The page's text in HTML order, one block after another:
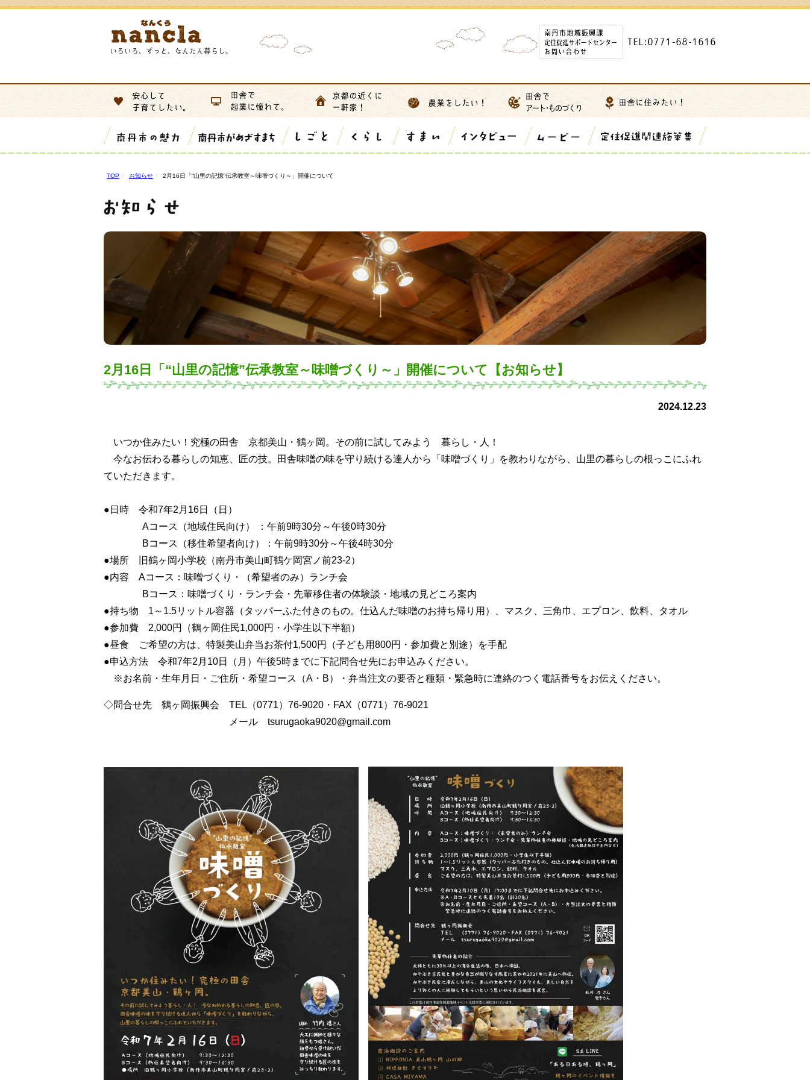
TOP お知らせ 2月16日「“山里の記憶”伝承教室～味噌づくり～」開催について
2月16日「“山里の記憶”伝承教室～味噌づくり～」開催について【お知らせ】
2024.12.23
いつか住みたい！究極の田舎 京都美山・鶴ヶ岡。その前に試してみよう 暮らし・人！
今なお伝わる暮らしの知恵、匠の技。田舎味噌の味を守り続ける達人から「味噌づくり」を教わりながら、山里の暮らしの根っこにふれ
ていただきます。
●日時 令和7年2月16日（日）
Aコース（地域住民向け） ：午前9時30分～午後0時30分
Bコース（移住希望者向け）：午前9時30分～午後4時30分
●場所 旧鶴ヶ岡小学校（南丹市美山町鶴ケ岡宮ノ前23-2）
●内容 Aコース：味噌づくり・（希望者のみ）ランチ会
Bコース：味噌づくり・ランチ会・先輩移住者の体験談・地域の見どころ案内
●持ち物 1～1.5リットル容器（タッパーふた付きのもの。仕込んだ味噌のお持ち帰り用）、マスク、三角巾、エプロン、飲料、タオル
●参加費 2,000円（鶴ヶ岡住民1,000円・小学生以下半額）
●昼食 ご希望の方は、特製美山弁当お茶付1,500円（子ども用800円・参加費と別途）を手配
●申込方法 令和7年2月10日（月）午後5時までに下記問合せ先にお申込みください。
※お名前・生年月日・ご住所・希望コース（A・B）・弁当注文の要否と種類・緊急時に連絡のつく電話番号をお伝えください。
◇問合せ先 鶴ヶ岡振興会 TEL（0771）76-9020・FAX（0771）76-9021
メール tsurugaoka9020@gmail.com